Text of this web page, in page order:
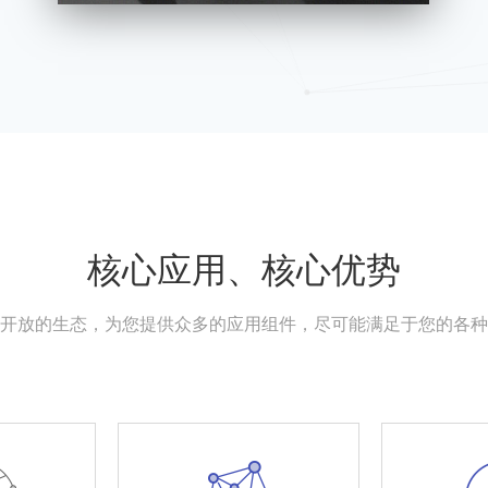
核心应用、核心优势
放的生态，为您提供众多的应用组件，尽可能满足于您的各